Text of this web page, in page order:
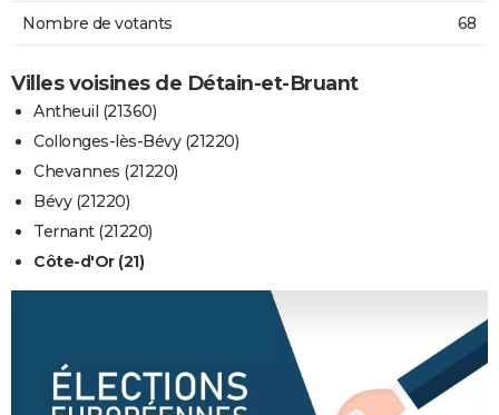
Nombre de votants 68
Villes voisines de Détain-et-Bruant
Antheuil (21360)
Collonges-lès-Bévy (21220)
Chevannes (21220)
Bévy (21220)
Ternant (21220)
Côte-d'Or (21)